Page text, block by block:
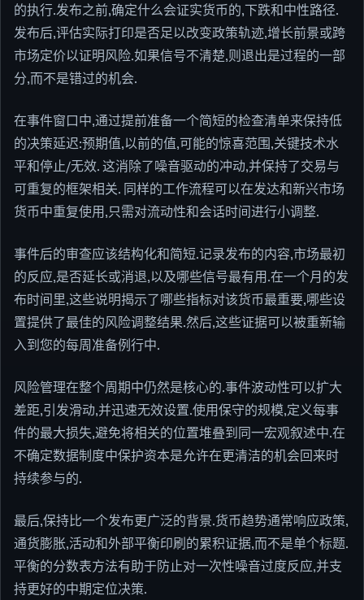
的执行.发布之前,确定什么会证实货币的,下跌和中性路径.
发布后,评估实际打印是否足以改变政策轨迹,增长前景或跨
市场定价以证明风险.如果信号不清楚,则退出是过程的一部
分,而不是错过的机会.
在事件窗口中,通过提前准备一个简短的检查清单来保持低
的决策延迟:预期值,以前的值,可能的惊喜范围,关键技术水
平和停止/无效. 这消除了噪音驱动的冲动,并保持了交易与
可重复的框架相关. 同样的工作流程可以在发达和新兴市场
货币中重复使用,只需对流动性和会话时间进行小调整.
事件后的审查应该结构化和简短.记录发布的内容,市场最初
的反应,是否延长或消退,以及哪些信号最有用.在一个月的发
布时间里,这些说明揭示了哪些指标对该货币最重要,哪些设
置提供了最佳的风险调整结果.然后,这些证据可以被重新输
入到您的每周准备例行中.
风险管理在整个周期中仍然是核心的.事件波动性可以扩大
差距,引发滑动,并迅速无效设置.使用保守的规模,定义每事
件的最大损失,避免将相关的位置堆叠到同一宏观叙述中.在
不确定数据制度中保护资本是允许在更清洁的机会回来时
持续参与的.
最后,保持比一个发布更广泛的背景.货币趋势通常响应政策,
通货膨胀,活动和外部平衡印刷的累积证据,而不是单个标题.
平衡的分数表方法有助于防止对一次性噪音过度反应,并支
持更好的中期定位决策.